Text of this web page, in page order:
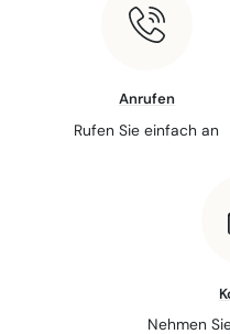
Anrufen
Rufen Sie einfach an
Nehmen